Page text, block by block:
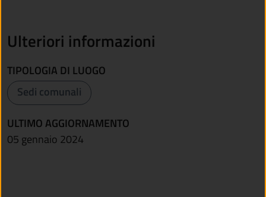
Ulteriori informazioni
TIPOLOGIA DI LUOGO
Sedi comunali
ULTIMO AGGIORNAMENTO
05 gennaio 2024